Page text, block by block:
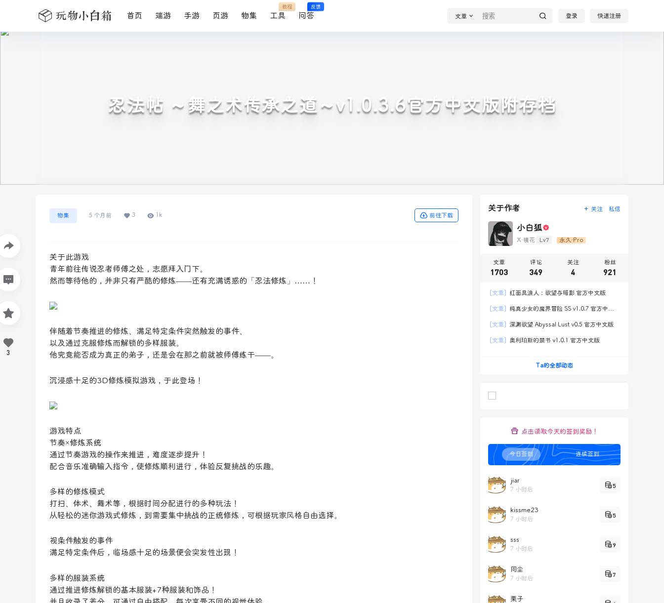
首页 端游 手游 页游 物集 工具
教程
问答
反馈
文章 登录 快速注册
忍法帖 ～舞之术传承之道～v1.0.3.6官方中文版附存档
物集 5 个月前 3 1k 前往下载
关于此游戏
青年前往传说忍者师傅之处，志愿拜入门下。
然而等待他的，并非只有严酷的修炼——还有充满诱惑的「忍法修炼」……！
伴随着节奏推进的修炼、满足特定条件突然触发的事件、
以及通过克服修炼而解锁的多样服装。
他究竟能否成为真正的弟子，还是会在那之前就被师傅练干——。
沉浸感十足的3D修炼模拟游戏，于此登场！
游戏特点
节奏×修炼系统
通过节奏游戏的操作来推进，难度逐步提升！
配合音乐准确输入指令，使修炼顺利进行，体验反复挑战的乐趣。
多样的修炼模式
打扫、体术、舞术等，根据时间分配进行的多种玩法！
从轻松的迷你游戏式修炼，到需要集中挑战的正统修炼，可根据玩家风格自由选择。
视条件触发的事件
满足特定条件后，临场感十足的场景便会突发性出现！
多样的服装系统
通过推进修炼解锁的基本服装+7种服装和饰品！
3
关于作者 关注 私信
小白狐
X·镜花 Lv7 永久·Pro
文章
1703
评论
349
关注
4
粉丝
921
[文章] 红面具浪人：欲望与暗影 官方中文版
[文章]
纯真少女的魔界冒险 SS v1.0.7 官方中文
[文章]
深渊欲望 Abyssal Lust v0.5 官方中文版
[文章] 奥利珀斯的禁书 v1.0.1 官方中文版
Ta的全部动态
点击领取今天的签到奖励！
今日签到 连续签到
jiar
7 小时后
5
kissme23
7 小时后
5
sss
7 小时后
9
同尘
7 小时后
7
栗子